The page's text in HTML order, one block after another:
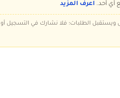
أي أحد. اعرف المزيد
ويستقبل الطلبات؛ فلا نشارك في التسجيل أو